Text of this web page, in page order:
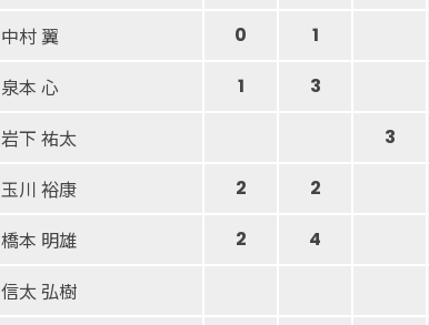
中村 翼 0 1
泉本 心 1
3
岩下 祐太 3
玉川 裕康 2
2
橋本 明雄 2
4
信太 弘樹